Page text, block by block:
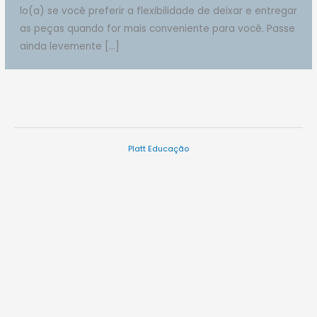
lo(a) se você preferir a flexibilidade de deixar e entregar
as peças quando for mais conveniente para você. Passe
ainda levemente […]
Platt Educação